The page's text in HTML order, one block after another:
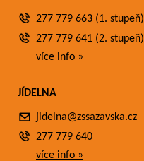
277 779 663 (1. stupeň)
277 779 641 (2. stupeň)
více info »
JÍDELNA
jidelna@zssazavska.cz
277 779 640
více info »